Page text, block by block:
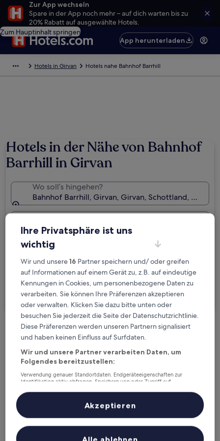
Zur App wechseln
Spare in der App noch mehr – auf dich warten bis zu
20% Rabatt auf ausgewählte Hotels.
Zum Hauptinhalt springen
App herunterladen
Hotels in Girvan Hotels nahe Bahnhof Barrhill
Hotels in der Nähe von Bahnhof
Barrhill in Girvan
Wo soll’s hingehen?
Bahnhof Barrhill, Girvan, Girvan, Schottland,
Daten
So., 23. Aug. - Mo., 24. Aug.
Gäste
Ich reise geschäftlich
Suchen
Kostenlose Stornierung bei
Planänderungen
Verdiene Prämien für jede
wahrgenommene Übernachtung
Mehr sparen mit Preisen für Mitglieder
Ihre Privatsphäre ist uns
wichtig
Wir und unsere16 Partner speichern und/ oder greifen
auf Informationen auf einem Gerät zu, z.B. auf eindeutige
Kennungen in Cookies, um personenbezogene Daten zu
verarbeiten. Sie können Ihre Präferenzen akzeptieren
oder verwalten. Klicken Sie dazu bitte unten oder
besuchen Sie jederzeit die Seite der Datenschutzrichtlinie.
Diese Präferenzen werden unseren Partnern signalisiert
und haben keinen Einfluss auf Surfdaten.
Wir und unsere Partner verarbeiten Daten, um
Folgendes bereitzustellen:
Verwendung genauer Standortdaten. Endgeräteeigenschaften zur
Identifikation aktiv abfragen. Speichern von oder Zugriff auf
Inhalte, Messung von Werbeleistung und der Performance von Inhalten,
Zielgruppenforschung sowie Entwicklung und Verbesserung von
Liste der Partner (Lieferanten)
Akzeptieren